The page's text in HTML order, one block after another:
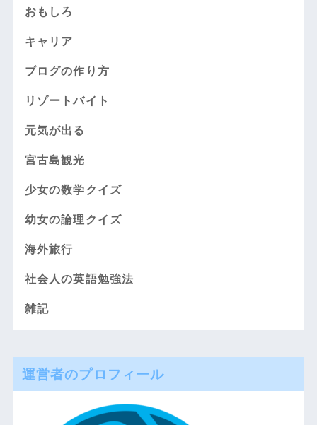
おもしろ
キャリア
ブログの作り方
リゾートバイト
元気が出る
宮古島観光
少女の数学クイズ
幼女の論理クイズ
海外旅行
社会人の英語勉強法
雑記
運営者のプロフィール